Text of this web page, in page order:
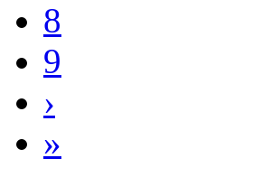
8
9
›
»